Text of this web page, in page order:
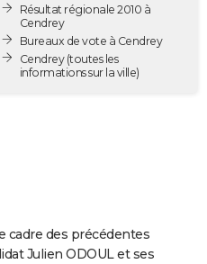
Résultat régionale 2010 à
Cendrey
Bureaux de vote à Cendrey
Cendrey(toutes les
informations sur la ville)
cadre des précédentes
Julien ODOUL et ses